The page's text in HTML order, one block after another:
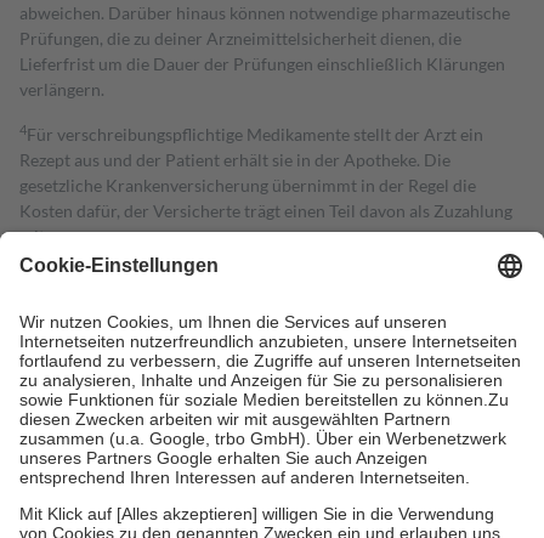
abweichen. Darüber hinaus können notwendige pharmazeutische
Prüfungen, die zu deiner Arzneimittelsicherheit dienen, die
Lieferfrist um die Dauer der Prüfungen einschließlich Klärungen
verlängern.
4Für verschreibungspflichtige Medikamente stellt der Arzt ein
Rezept aus und der Patient erhält sie in der Apotheke. Die
gesetzliche Krankenversicherung übernimmt in der Regel die
Kosten dafür, der Versicherte trägt einen Teil davon als Zuzahlung
mit.
Grundsätzlich leisten Mitglieder Zuzahlungen in Höhe von zehn
höchstens zehn Euro.
Es sind jedoch nie mehr als die tatsächlichen
Kosten der Leistung zu entrichten.
Diese Regeln gelten grundsätzlich auch für Online-Apotheken.
Bei Heilmitteln und häuslicher Krankenpflege beträgt die
Zuzahlung zehn Prozent der Kosten sowie zehn Euro je
Verordnung.
Um das Engagement der Versicherten für ihre eigene Gesundheit zu
stärken und die besondere Stellung der Familie zu unterstützen,
fallenkeine Zuzahlungenan bei: